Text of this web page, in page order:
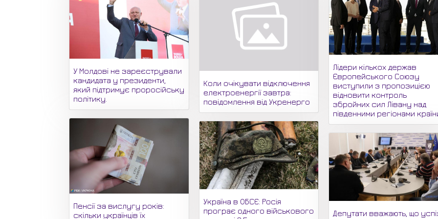
У Молдові не зареєстрували
кандидата у президенти,
який підтримує проросійську
політику.
Пенсії за вислугу років:
скільки українців їх
Коли очікувати відключення
електроенергії завтра:
повідомлення від Укренерго
Україна в ОБСЄ: Росія
програє одного військового
Лідери кількох держав
Європейського Союзу
виступили з пропозицією
відновити контроль
збройних сил Лівану над
південними регіонами
Депутати вважають, що